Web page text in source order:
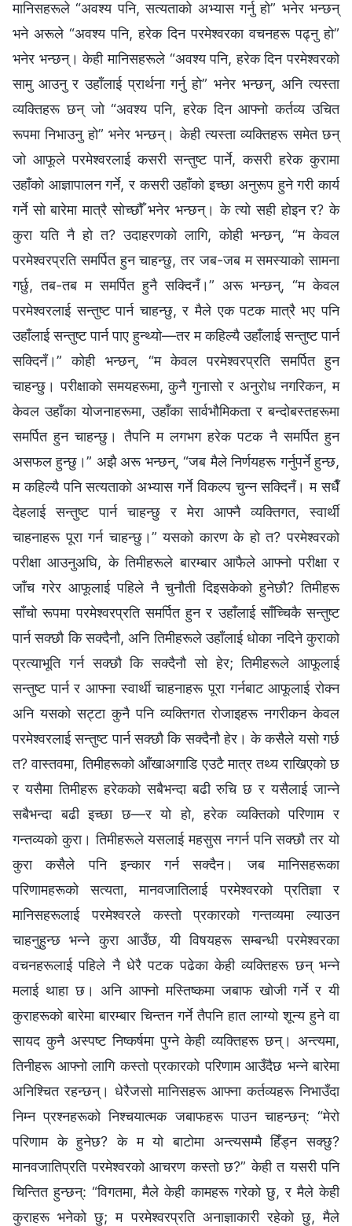
मानिसहरूले “अवश्‍य पनि, सत्यताको अभ्यास गर्नु हो” भनेर भन्छन्
भने अरूले “अवश्य पनि, हरेक दिन परमेश्‍वरका वचनहरू पढ्नु हो”
भनेर भन्छन्। केही मानिसहरूले “अवश्य पनि, हरेक दिन परमेश्‍वरको
सामु आउनु र उहाँलाई प्रार्थना गर्नु हो” भनेर भन्छन्, अनि त्यस्ता
व्यक्तिहरू छन् जो “अवश्य पनि, हरेक दिन आफ्नो कर्तव्य उचित
रूपमा निभाउनु हो” भनेर भन्छन्। केही त्यस्ता व्यक्तिहरू समेत छन्
जो आफूले परमेश्‍वरलाई कसरी सन्तुष्ट पार्ने, कसरी हरेक कुरामा
उहाँको आज्ञापालन गर्ने, र कसरी उहाँको इच्छा अनुरूप हुने गरी कार्य
गर्ने सो बारेमा मात्रै सोच्छौँ भनेर भन्छन्। के त्यो सही होइन र? के
कुरा यति नै हो त? उदाहरणको लागि, कोही भन्छन्, “म केवल
परमेश्‍वरप्रति समर्पित हुन चाहन्छु, तर जब-जब म समस्याको सामना
गर्छु, तब-तब म समर्पित हुनै सक्दिनँ।” अरू भन्छन्, “म केवल
परमेश्‍वरलाई सन्तुष्ट पार्न चाहन्छु, र मैले एक पटक मात्रै भए पनि
उहाँलाई सन्तुष्ट पार्न पाए हुन्थ्यो—तर म कहिल्यै उहाँलाई सन्तुष्ट पार्न
सक्दिनँ।” कोही भन्छन्, “म केवल परमेश्‍वरप्रति समर्पित हुन
चाहन्छु। परीक्षाको समयहरूमा, कुनै गुनासो र अनुरोध नगरिकन, म
केवल उहाँका योजनाहरूमा, उहाँका सार्वभौमिकता र बन्दोबस्तहरूमा
समर्पित हुन चाहन्छु। तैपनि म लगभग हरेक पटक नै समर्पित हुन
असफल हुन्छु।” अझै अरू भन्छन्, “जब मैले निर्णयहरू गर्नुपर्ने हुन्छ,
म कहिल्यै पनि सत्यताको अभ्यास गर्ने विकल्प चुन्न सक्दिनँ। म सधैँ
देहलाई सन्तुष्ट पार्न चाहन्छु र मेरा आफ्नै व्यक्तिगत, स्वार्थी
चाहनाहरू पूरा गर्न चाहन्छु।” यसको कारण के हो त? परमेश्‍वरको
परीक्षा आउनुअघि, के तिमीहरूले बारम्बार आफैले आफ्नो परीक्षा र
जाँच गरेर आफूलाई पहिले नै चुनौती दिइसकेको हुनेछौ? तिमीहरू
साँचो रूपमा परमेश्‍वरप्रति समर्पित हुन र उहाँलाई साँच्चिकै सन्तुष्ट
पार्न सक्छौ कि सक्दैनौ, अनि तिमीहरूले उहाँलाई धोका नदिने कुराको
प्रत्याभूति गर्न सक्छौ कि सक्दैनौ सो हेर; तिमीहरूले आफूलाई
सन्तुष्ट पार्न र आफ्ना स्वार्थी चाहनाहरू पूरा गर्नबाट आफूलाई रोक्न
अनि यसको सट्टा कुनै पनि व्यक्तिगत रोजाइहरू नगरीकन केवल
परमेश्‍वरलाई सन्तुष्ट पार्न सक्छौ कि सक्दैनौ हेर। के कसैले यसो गर्छ
त? वास्तवमा, तिमीहरूको आँखाअगाडि एउटै मात्र तथ्य राखिएको छ
र यसैमा तिमीहरू हरेकको सबैभन्दा बढी रुचि छ र यसैलाई जान्ने
सबैभन्दा बढी इच्छा छ—र यो हो, हरेक व्यक्तिको परिणाम र
गन्तव्यको कुरा। तिमीहरूले यसलाई महसुस नगर्न पनि सक्छौ तर यो
कुरा कसैले पनि इन्कार गर्न सक्दैन। जब मानिसहरूका
परिणामहरूको सत्यता, मानवजातिलाई परमेश्‍वरको प्रतिज्ञा र
मानिसहरूलाई परमेश्‍वरले कस्तो प्रकारको गन्तव्यमा ल्याउन
चाहनुहुन्छ भन्ने कुरा आउँछ, यी विषयहरू सम्बन्धी परमेश्‍वरका
वचनहरूलाई पहिले नै धेरै पटक पढेका केही व्यक्तिहरू छन् भन्‍ने
मलाई थाहा छ। अनि आफ्नो मस्तिष्कमा जबाफ खोजी गर्ने र यी
कुराहरूको बारेमा बारम्बार चिन्तन गर्ने तैपनि हात लाग्यो शून्य हुने वा
सायद कुनै अस्पष्ट निष्कर्षमा पुग्ने केही व्यक्तिहरू छन्। अन्त्यमा,
तिनीहरू आफ्नो लागि कस्तो प्रकारको परिणाम आउँदैछ भन्ने बारेमा
अनिश्चित रहन्छन्। धेरैजसो मानिसहरू आफ्ना कर्तव्यहरू निभाउँदा
निम्न प्रश्नहरूको निश्चयात्मक जबाफहरू पाउन चाहन्छन्: “मेरो
परिणाम के हुनेछ? के म यो बाटोमा अन्त्यसम्मै हिँड्न सक्छु?
मानवजातिप्रति परमेश्‍वरको आचरण कस्तो छ?” केही त यसरी पनि
चिन्तित हुन्छन्: “विगतमा, मैले केही कामहरू गरेको छु, र मैले केही
कुराहरू भनेको छु; म परमेश्‍वरप्रति अनाज्ञाकारी रहेको छु, मैले